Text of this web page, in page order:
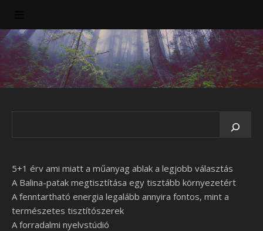
5+1 érv ami miatt a műanyag ablak a legjobb választás
A Balina-patak megtisztítása egy tisztább környezetért
A fenntartható energia legalább annyira fontos, mint a
természetes tisztítószerek
A forradalmi nyelvstúdió